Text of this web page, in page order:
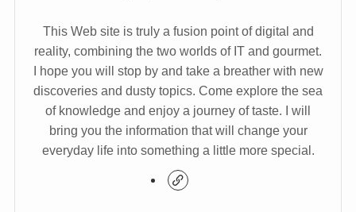
This Web site is truly a fusion point of digital and
reality, combining the two worlds of IT and gourmet.
I hope you will stop by and take a breather with new
discoveries and dusty topics. Come explore the sea
of knowledge and enjoy a journey of taste. I will
bring you the information that will change your
everyday life into something a little more special.